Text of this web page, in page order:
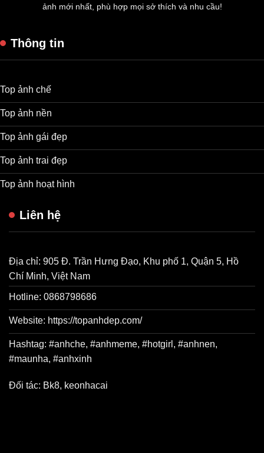
ảnh mới nhất, phù hợp mọi sở thích và nhu cầu!
Thông tin
Top ảnh chế
Top ảnh nền
Top ảnh gái đẹp
Top ảnh trai đẹp
Top ảnh hoạt hình
Liên hệ
Địa chỉ: 905 Đ. Trần Hưng Đạo, Khu phố 1, Quận 5, Hồ
Chí Minh, Việt Nam
Hotline: 0868798686
Website: https://topanhdep.com/
Hashtag: #anhche, #anhmeme, #hotgirl, #anhnen,
#maunha, #anhxinh
Đối tác: Bk8, keonhacai